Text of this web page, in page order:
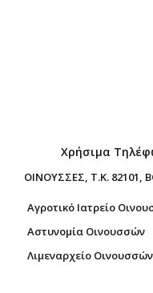
Χρήσιμα
ΟΙΝΟΥΣΣΕΣ, Τ.Κ. 82101,
Αγροτικό Ιατρείο
Αστυνομία Οινουσσών
Λιμεναρχείο Οινουσσών